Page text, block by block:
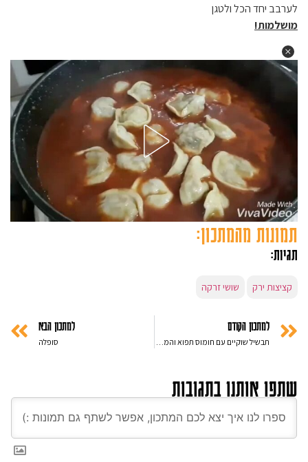
לערבב יחד הכל ולטגן
מושלמות!
תמונות מהמתכון:
תגיות:
קציצות ירק שושי זרקה
למתכון הקודם
תבשיל שוקיים עם חומוס תפוא והמון סלרי
למתכון הבא
סופלה
שתפו אותנו בתגובות